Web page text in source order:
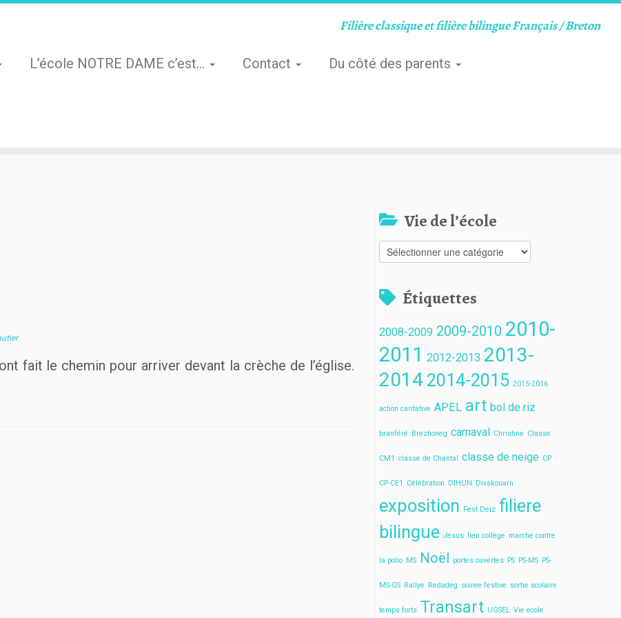
Filière classique et filière bilingue Français / Breton
L’école NOTRE DAME c’est… Contact Du côté des parents
fait le chemin pour arriver devant la crèche de l’église.
Vie de l’école
Vie
de
Étiquettes
2008-2009 2009-2010 2010-
2011 2012-2013 2013-
2014 2014-2015 2015-2016
action caritative APEL art bol de riz
branféré Brezhoneg carnaval Christine Classe
CM1 classe de Chantal classe de neige CP
CP-CE1 Célébration DIHUN Divskouarn
exposition Fest Deiz filiere
bilingue Jésus lien collège marche contre
la polio MS Noël portes ouvertes PS PS-MS PS-
MS-GS Rallye Redadeg soiree festive sortie scolaire
temps forts Transart UGSEL Vie ecole